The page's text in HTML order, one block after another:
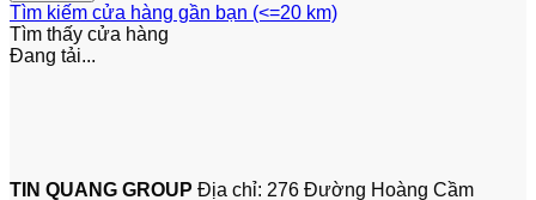
Tìm kiếm cửa hàng gần bạn (<=20 km)
Tìm thấy cửa hàng
Đang tải...
TIN QUANG GROUP Địa chỉ: 276 Đường Hoàng Cầm